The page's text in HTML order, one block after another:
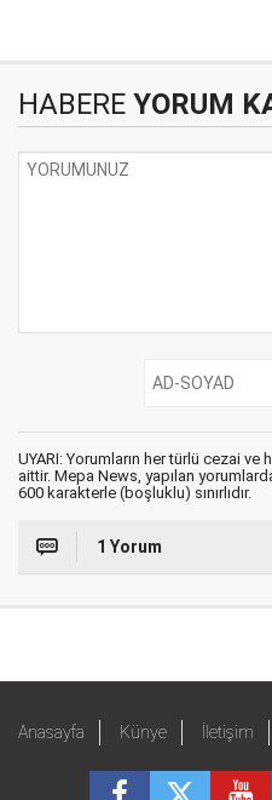
HABERE YORUM
UYARI: Yorumların her türlü cezai
aittir. Mepa News, yapılan
600 karakterle (boşluklu) sınırlıdır.
1 Yorum
Anasayfa Künye İletişim